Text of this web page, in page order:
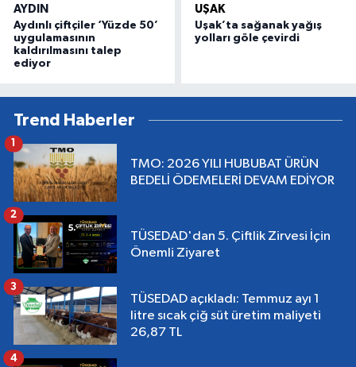
AYDIN
Aydınlı çiftçiler ‘Yüzde 50’
uygulamasının
kaldırılmasını talep
ediyor
UŞAK
Uşak’ta sağanak yağış
yolları göle çevirdi
Trend Haberler
TMO: 2026 YILI HUBUBAT ÜRÜN
BEDELİ ÖDEMELERİ DEVAM EDİYOR
1
TÜSEDAD'dan 5. Çiftlik Zirvesi İçin
Önemli Ziyaret
2
TÜSEDAD açıkladı: Temmuz ayı 1
litre sıcak çiğ süt üretim maliyeti
26,87 TL
3
4